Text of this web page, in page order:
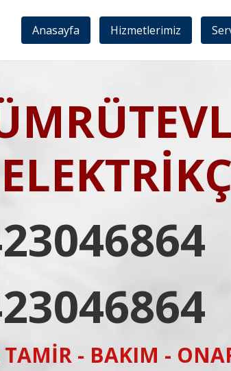
Anasayfa Hizmetlerimiz
TAMİR - BAKIM -